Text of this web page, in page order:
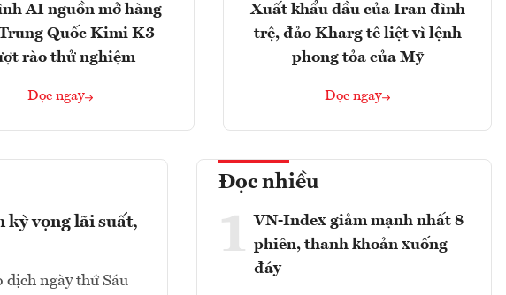
AI nguồn mở hàng
Quốc Kimi K3
rào thử nghiệm
Đọc ngay
Xuất khẩu dầu của Iran đình
trệ, đảo Kharg tê liệt vì lệnh
phong tỏa của Mỹ
Đọc ngay
kỳ vọng lãi suất,
ngày thứ Sáu
Đọc nhiều
1 VN-Index giảm mạnh nhất 8
phiên, thanh khoản xuống
đáy